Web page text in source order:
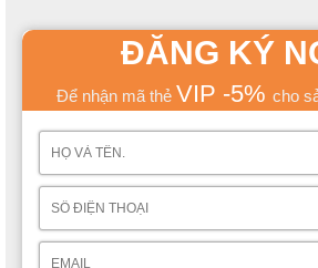
ĐĂNG KÝ
Để nhận mã thẻ VIP -5% cho